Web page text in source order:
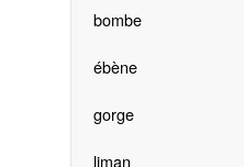
bombe
ébène
gorge
liman